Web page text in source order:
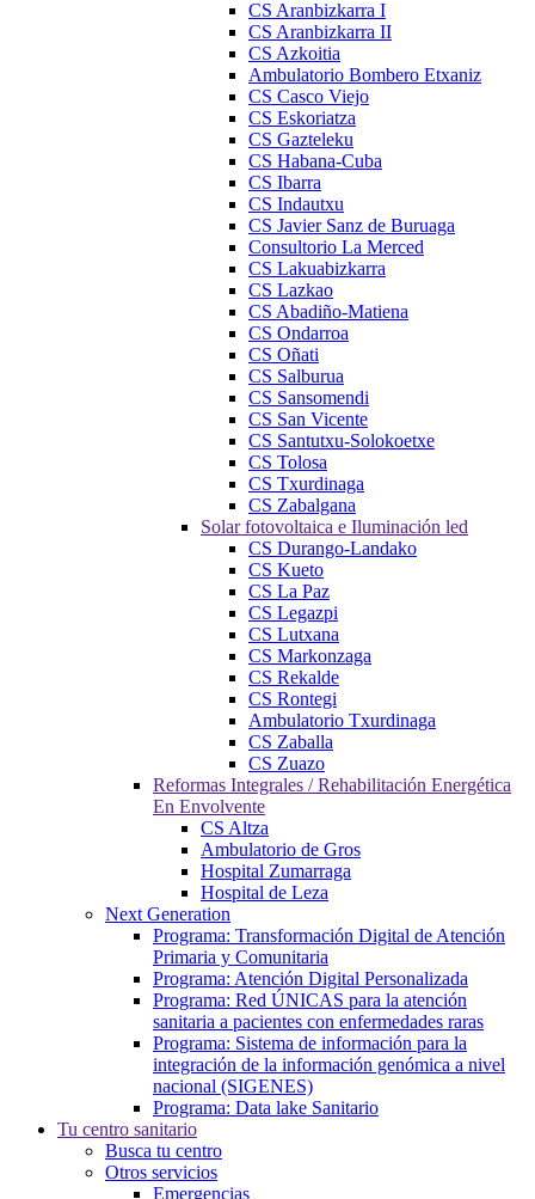
CS Aranbizkarra I
CS Aranbizkarra II
CS Azkoitia
Ambulatorio Bombero Etxaniz
CS Casco Viejo
CS Eskoriatza
CS Gazteleku
CS Habana-Cuba
CS Ibarra
CS Indautxu
CS Javier Sanz de Buruaga
Consultorio La Merced
CS Lakuabizkarra
CS Lazkao
CS Abadiño-Matiena
CS Ondarroa
CS Oñati
CS Salburua
CS Sansomendi
CS San Vicente
CS Santutxu-Solokoetxe
CS Tolosa
CS Txurdinaga
CS Zabalgana
Solar fotovoltaica e Iluminación led
CS Durango-Landako
CS Kueto
CS La Paz
CS Legazpi
CS Lutxana
CS Markonzaga
CS Rekalde
CS Rontegi
Ambulatorio Txurdinaga
CS Zaballa
CS Zuazo
Reformas Integrales / Rehabilitación Energética
En Envolvente
CS Altza
Ambulatorio de Gros
Hospital Zumarraga
Hospital de Leza
Next Generation
Programa: Transformación Digital de Atención
Primaria y Comunitaria
Programa: Atención Digital Personalizada
Programa: Red ÚNICAS para la atención
sanitaria a pacientes con enfermedades raras
Programa: Sistema de información para la
integración de la información genómica a nivel
nacional (SIGENES)
Programa: Data lake Sanitario
Tu centro sanitario
Busca tu centro
Otros servicios
Emergencias